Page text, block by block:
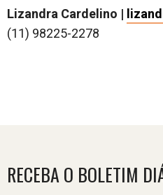
Lizandra Cardelino |
(11) 98225-2278
RECEBA O BOLETIM